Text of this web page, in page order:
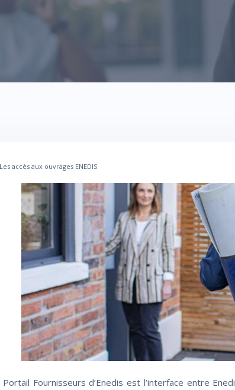
accès aux ouvrages ENEDIS
Portail Fournisseurs d’Enedis est l’interface entre